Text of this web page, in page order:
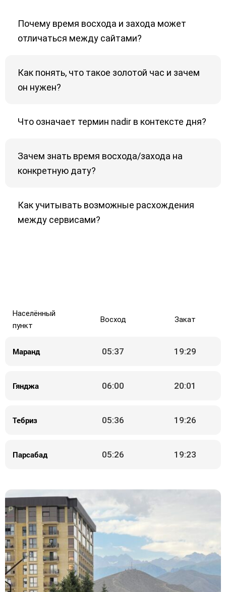
Почему время восхода и захода может
отличаться между сайтами?
Как понять, что такое золотой час и зачем
он нужен?
Что означает термин nadir в контексте дня?
Зачем знать время восхода/захода на
конкретную дату?
Как учитывать возможные расхождения
между сервисами?
Населённый
пункт
Восход Закат
Маранд 05:37 19:29
Гянджа 06:00 20:01
Тебриз 05:36 19:26
Парсабад 05:26 19:23